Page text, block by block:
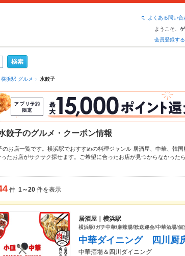
よくある問い合
ようこそ、
会員登録する
横浜駅 グルメ 水餃子
餃子のグルメ・クーポン情報
のお店一覧です。横浜駅でおすすめの料理ジャンル 居酒屋 中華 韓国
たお店がサクサク探せます。ご希望に合ったお店が見つからなかった
件 1～20 件を表示
居酒屋｜横浜駅
横浜駅/ガチ中華/麻辣湯/歓送迎会/中華酒場/
中華ダイニング 四川
中華酒場＆四川ダイニング